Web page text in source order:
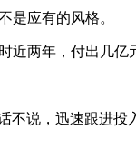
是应有的风格。
近两年，付出几亿
不说，迅速跟